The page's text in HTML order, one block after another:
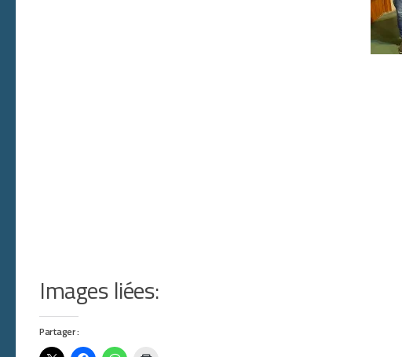
Images liées:
Partager :